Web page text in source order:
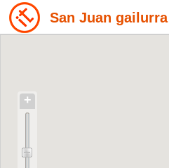
San Juan gailurra
+